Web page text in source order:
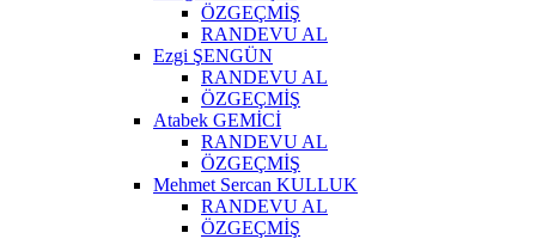
ÖZGEÇMİŞ
RANDEVU AL
Ezgi ŞENGÜN
RANDEVU AL
ÖZGEÇMİŞ
Atabek GEMİCİ
RANDEVU AL
ÖZGEÇMİŞ
Mehmet Sercan KULLUK
RANDEVU AL
ÖZGEÇMİŞ